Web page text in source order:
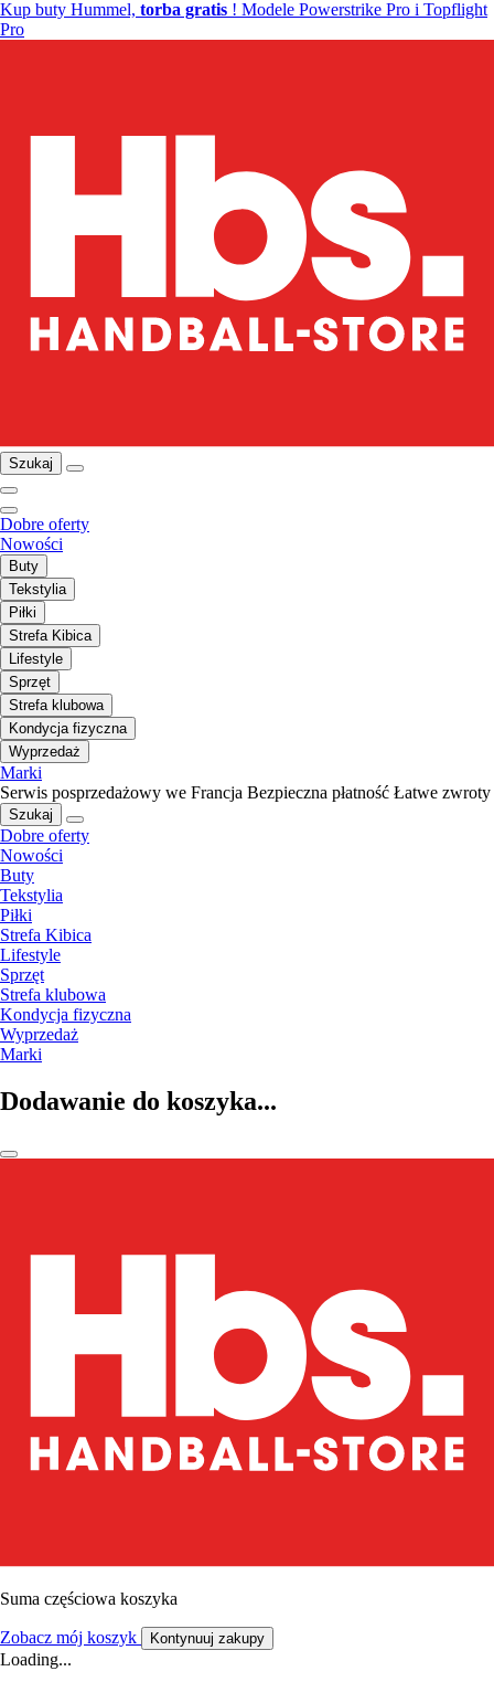
Kup buty Hummel, torba gratis ! Modele Powerstrike Pro i Topflight
Pro
Szukaj
Dobre oferty
Nowości
Buty
Tekstylia
Piłki
Strefa Kibica
Lifestyle
Sprzęt
Strefa klubowa
Kondycja fizyczna
Wyprzedaż
Marki
Serwis posprzedażowy we Francja Bezpieczna płatność Łatwe zwroty
Szukaj
Dobre oferty
Nowości
Buty
Tekstylia
Piłki
Strefa Kibica
Lifestyle
Sprzęt
Strefa klubowa
Kondycja fizyczna
Wyprzedaż
Marki
Dodawanie do koszyka...
Suma częściowa koszyka
Zobacz mój koszyk Kontynuuj zakupy
Loading...